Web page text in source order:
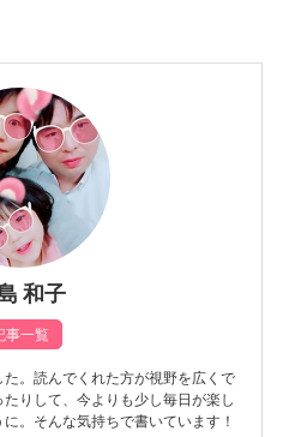
和子
事一覧
。読んでくれた方が視野を広くで
りして、今よりも少し毎日が楽し
。そんな気持ちで書いています！